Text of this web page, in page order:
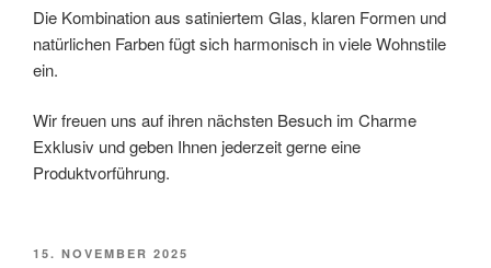
Die Kombination aus satiniertem Glas, klaren Formen und
natürlichen Farben fügt sich harmonisch in viele Wohnstile
ein.
Wir freuen uns auf ihren nächsten Besuch im Charme
Exklusiv und geben Ihnen jederzeit gerne eine
Produktvorführung.
VERÖFFENTLICHT
15. NOVEMBER 2025